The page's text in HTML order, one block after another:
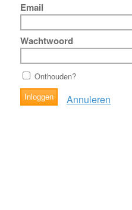
Email
Wachtwoord
Onthouden?
Annuleren